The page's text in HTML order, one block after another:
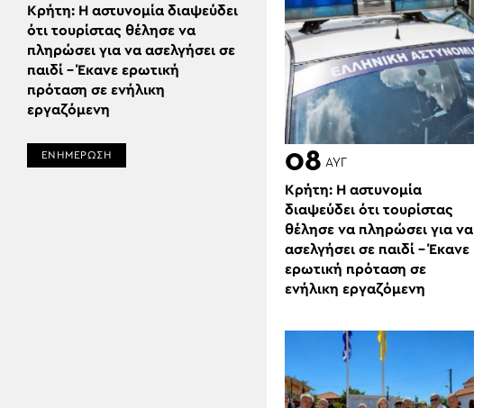
Κρήτη: Η αστυνομία διαψεύδει
ότι τουρίστας θέλησε να
πληρώσει για να ασελγήσει σε
παιδί – Έκανε ερωτική
πρόταση σε ενήλικη
εργαζόμενη
ΕΝΗΜΕΡΩΣΗ 08 ΑΥΓ
Κρήτη: Η αστυνομία
διαψεύδει ότι τουρίστας
θέλησε να πληρώσει για να
ασελγήσει σε παιδί – Έκανε
ερωτική πρόταση σε
ενήλικη εργαζόμενη